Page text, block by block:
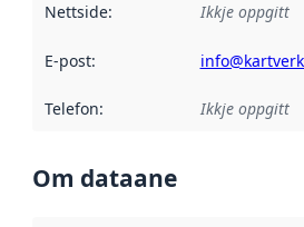
Nettside: Ikkje oppgitt
E-post:
Telefon: Ikkje oppgitt
Om dataane